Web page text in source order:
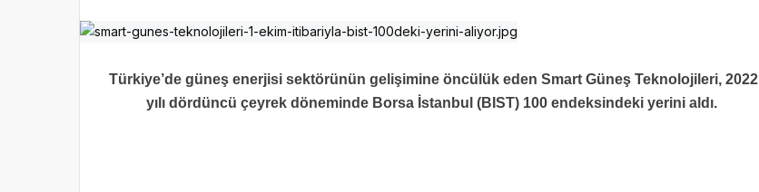
Türkiye’de güneş enerjisi sektörünün gelişimine öncülük eden Smart Güneş Teknolojileri, 2022
yılı dördüncü çeyrek döneminde Borsa İstanbul (BIST) 100 endeksindeki yerini aldı.